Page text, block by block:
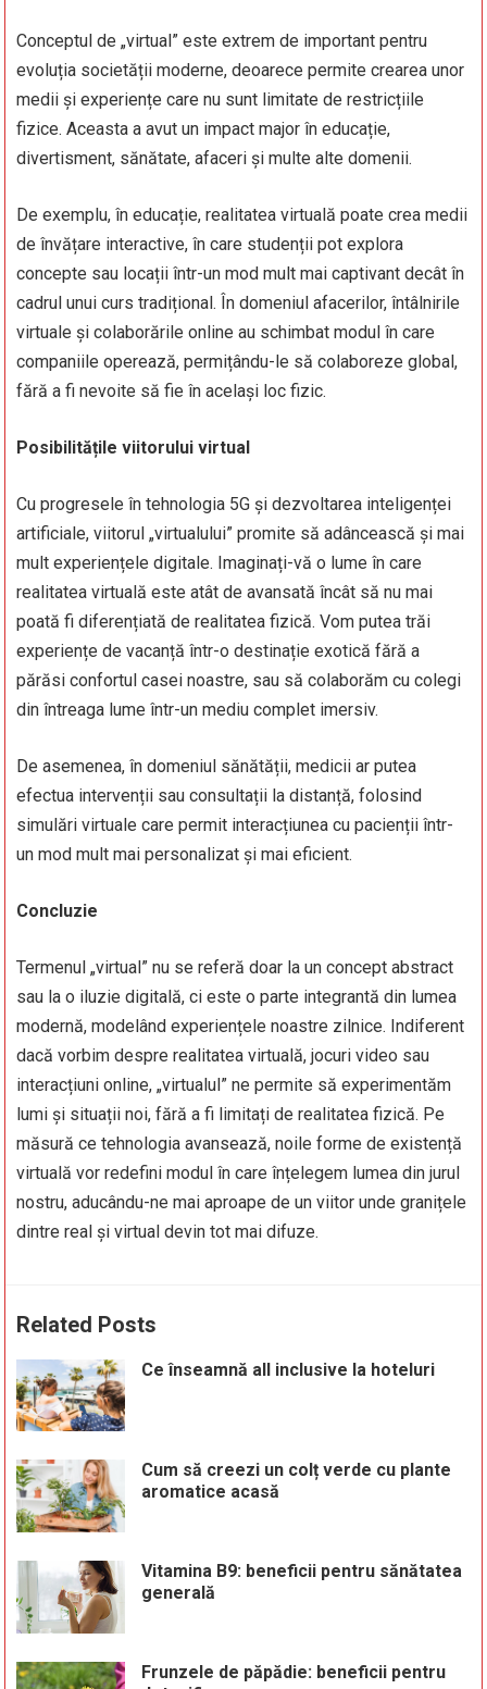
Conceptul de „virtual” este extrem de important pentru
evoluția societății moderne, deoarece permite crearea unor
medii și experiențe care nu sunt limitate de restricțiile
fizice. Aceasta a avut un impact major în educație,
divertisment, sănătate, afaceri și multe alte domenii.
De exemplu, în educație, realitatea virtuală poate crea medii
de învățare interactive, în care studenții pot explora
concepte sau locații într-un mod mult mai captivant decât în
cadrul unui curs tradițional. În domeniul afacerilor, întâlnirile
virtuale și colaborările online au schimbat modul în care
companiile operează, permițându-le să colaboreze global,
fără a fi nevoite să fie în același loc fizic.
Posibilitățile viitorului virtual
Cu progresele în tehnologia 5G și dezvoltarea inteligenței
artificiale, viitorul „virtualului” promite să adâncească și mai
mult experiențele digitale. Imaginați-vă o lume în care
realitatea virtuală este atât de avansată încât să nu mai
poată fi diferențiată de realitatea fizică. Vom putea trăi
experiențe de vacanță într-o destinație exotică fără a
părăsi confortul casei noastre, sau să colaborăm cu colegi
din întreaga lume într-un mediu complet imersiv.
De asemenea, în domeniul sănătății, medicii ar putea
efectua intervenții sau consultații la distanță, folosind
simulări virtuale care permit interacțiunea cu pacienții într-
un mod mult mai personalizat și mai eficient.
Concluzie
Termenul „virtual” nu se referă doar la un concept abstract
sau la o iluzie digitală, ci este o parte integrantă din lumea
modernă, modelând experiențele noastre zilnice. Indiferent
dacă vorbim despre realitatea virtuală, jocuri video sau
interacțiuni online, „virtualul” ne permite să experimentăm
lumi și situații noi, fără a fi limitați de realitatea fizică. Pe
măsură ce tehnologia avansează, noile forme de existență
virtuală vor redefini modul în care înțelegem lumea din jurul
nostru, aducându-ne mai aproape de un viitor unde granițele
dintre real și virtual devin tot mai difuze.
Related Posts
Ce înseamnă all inclusive la hoteluri
Cum să creezi un colț verde cu plante
aromatice acasă
Vitamina B9: beneficii pentru sănătatea
generală
Frunzele de păpădie: beneficii pentru